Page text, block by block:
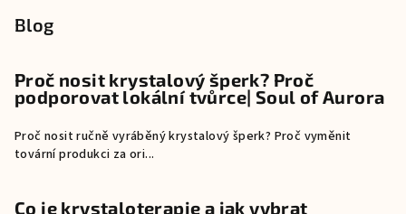
Blog
Proč nosit krystalový šperk? Proč
podporovat lokální tvůrce| Soul of Aurora
Proč nosit ručně vyráběný krystalový šperk? Proč vyměnit
tovární produkci za ori...
Co je krystaloterapie a jak vybrat